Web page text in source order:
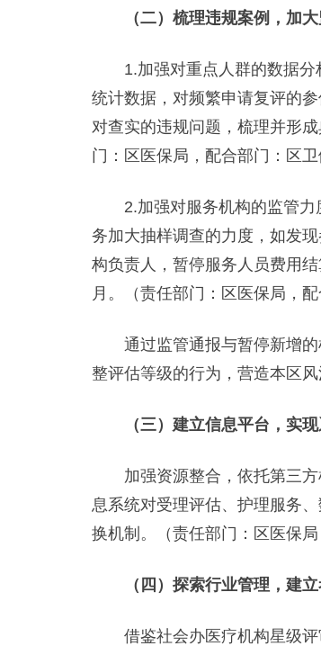
（二）梳理违规案例，加大
1.加强对重点人群的数据分
统计数据，对频繁申请复评的
对查实的违规问题，梳理并形
门：区医保局，配合部门：区
2.加强对服务机构的监管力
务加大抽样调查的力度，如发
构负责人，暂停服务人员费用
月。（责任部门：区医保局，
通过监管通报与暂停新增的
整评估等级的行为，营造本区风
（三）建立信息平台，实现
加强资源整合，依托第三方
息系统对受理评估、护理服务
换机制。（责任部门：区医保
（四）探索行业管理，建立
借鉴社会办医疗机构星级评